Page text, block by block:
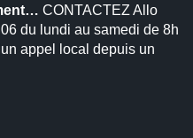
CONTACTEZ Allo
du lundi au samedi de 8h
appel local depuis un